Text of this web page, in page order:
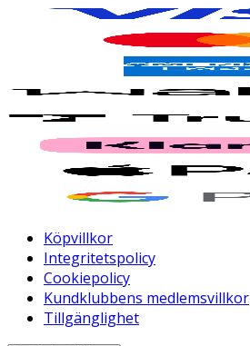
Köpvillkor
Integritetspolicy
Cookiepolicy
Kundklubbens medlemsvillkor
Tillgänglighet